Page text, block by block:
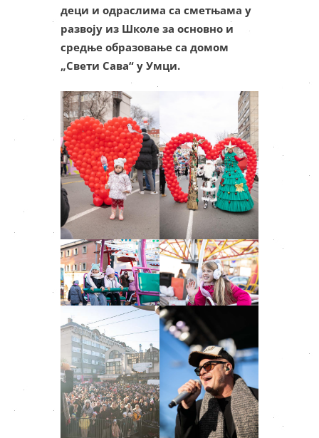
деци и одраслима са сметњама у
развоју из Школе за основно и
средње образовање са домом
„Свети Сава“ у Умци.